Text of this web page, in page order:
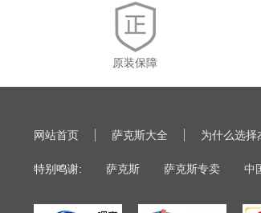
原装保障
网站首页 萨克斯大全 为什么选择
特别鸣谢: 萨克斯 萨克斯专卖 中